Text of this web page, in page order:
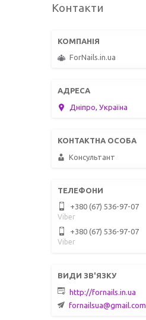
Контакти
ForNails.in.ua
Дніпро, Україна
Консультант
+380 (67) 536-97-07
Viber
+380 (67) 536-97-07
Viber
http://fornails.in.ua
fornailsua@gmail.com